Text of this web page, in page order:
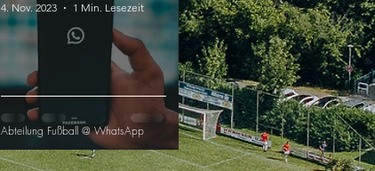
Abteilung Fußball @ WhatsApp
4. Nov. 2023
1 Min. Lesezeit